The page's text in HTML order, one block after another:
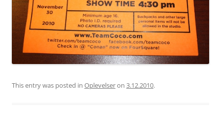
This entry was posted in Oplevelseron 3.12.2010.